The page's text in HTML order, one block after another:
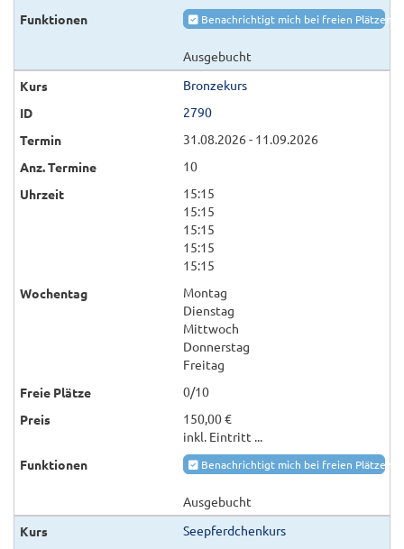
Benachrichtigt mich bei freien Plätzen
Ausgebucht
Bronzekurs
2790
31.08.2026 - 11.09.2026
10
15:15
15:15
15:15
15:15
15:15
Montag
Dienstag
Mittwoch
Donnerstag
Freitag
0/10
150,00 €
inkl. Eintritt ...
Benachrichtigt mich bei freien Plätzen
Ausgebucht
Seepferdchenkurs